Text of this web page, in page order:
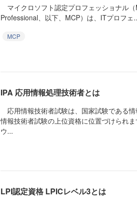
マイクロソフト認定プロフェッショナル
Professional、以下、MCP）は、ITプロフェ
MCP
IPA 応用情報処理技術者とは
応用情報技術者試験は、国家試験である
情報技術者試験の上位資格に位置づけられ
ウ...
LPI認定資格 LPICレベル3とは